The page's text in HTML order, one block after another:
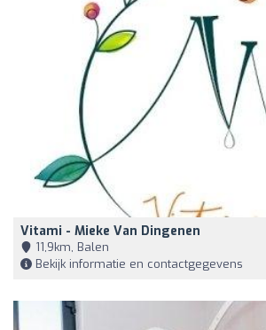
Vitami - Mieke Van Dingenen
11,9km, Balen
Bekijk informatie en contactgegevens